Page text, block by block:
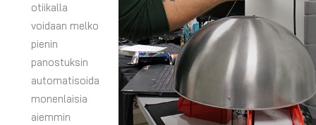
otiikalla
voidaan melko
pienin
panostuksin
automatisoida
monenlaisia
aiemmin